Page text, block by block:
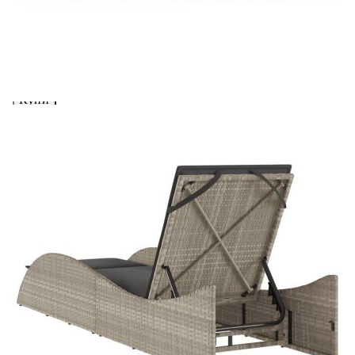
Когато плащате с NewPay, всъщност NewPay плаща
поръчката Ви вместо Вас. Вие я получавате и
разполагате с три начина да я платите към тях:
Отложено до 30 дни от момента на изпращане на
поръчката без оскъпяване. За покупки на стойност до
400 лв. / €204,52
Плащане на 4 вноски. Заплащате 20% от стойността на
поръчката си на момента с карта. Останалата сума се
разделя на 3 равни месечни вноски без оскъпяване. За
покупки на стойност до 1000 лв. / €511.31
Плащане на 6 вноски. Стойността на поръчката се
разпределя в 6 равни месечни вноски с оскъпяване. За